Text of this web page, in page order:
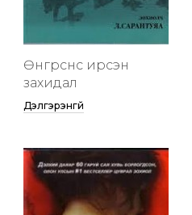
Өнгөрснөөс ирсэн
захидал
Дэлгэрэнгүй